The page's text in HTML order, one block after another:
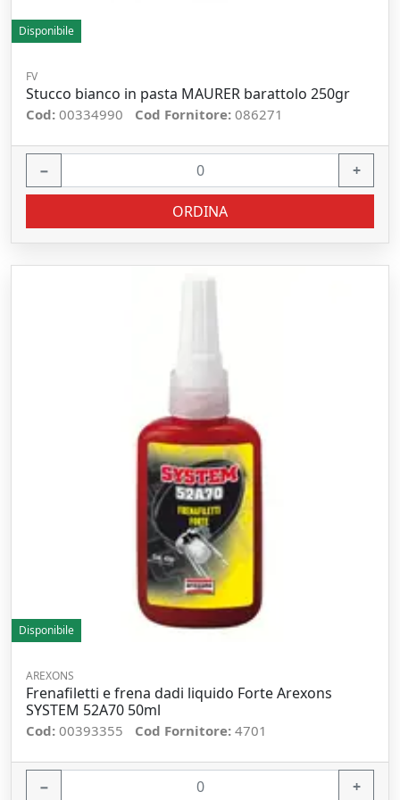
Disponibile
FV
Stucco bianco in pasta MAURER barattolo 250gr
Cod: 00334990 Cod Fornitore: 086271
− +
ORDINA
Disponibile
AREXONS
Frenafiletti e frena dadi liquido Forte Arexons
SYSTEM 52A70 50ml
Cod: 00393355 Cod Fornitore: 4701
− +